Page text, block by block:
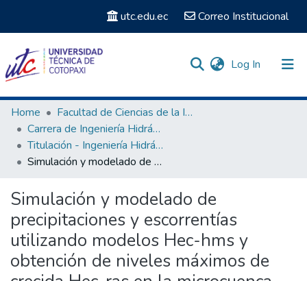
utc.edu.ec Correo Institucional
Log In (current)
Communities & Collections
Search
Statistics
Home
Facultad de Ciencias de la Ingeniería y Aplicadas
Carrera de Ingeniería Hidráulica
Titulación - Ingeniería Hidráulica
Simulación y modelado de precipitaciones y escorrentías utilizando modelos Hec-hms y obtención de niveles máximos de crecida Hec-ras en la microcuenca del río Quindigua, cantón la Maná”
Simulación y modelado de
precipitaciones y escorrentías
utilizando modelos Hec-hms y
obtención de niveles máximos de